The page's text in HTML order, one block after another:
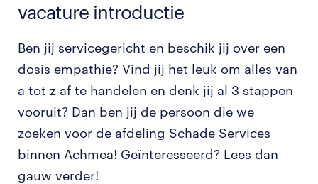
vacature introductie
Ben jij servicegericht en beschik jij over een
dosis empathie? Vind jij het leuk om alles van
a tot z af te handelen en denk jij al 3 stappen
vooruit? Dan ben jij de persoon die we
zoeken voor de afdeling Schade Services
binnen Achmea! Geïnteresseerd? Lees dan
gauw verder!